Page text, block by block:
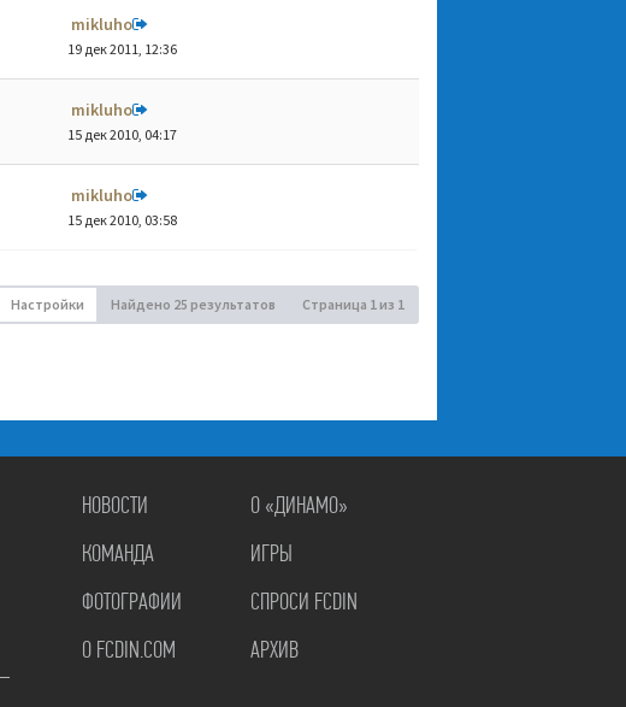
mikluho
19 дек 2011, 12:36
mikluho
15 дек 2010, 04:17
mikluho
15 дек 2010, 03:58
Настройки Найдено 25 результатов Страница 1из 1
НОВОСТИ
О «ДИНАМО»
КОМАНДА
ИГРЫ
ФОТОГРАФИИ
СПРОСИ FCDIN
О FCDIN.COM
АРХИВ